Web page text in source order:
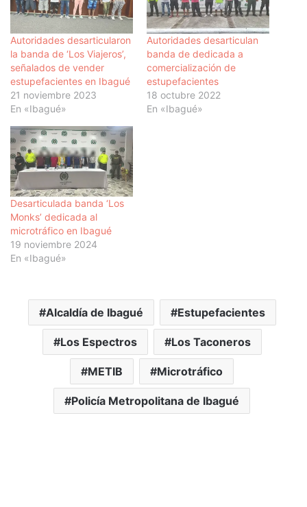
Autoridades desarticularon
la banda de ‘Los Viajeros’,
señalados de vender
estupefacientes en Ibagué
21 noviembre 2023
En «Ibagué»
Autoridades desarticulan
banda de dedicada a
comercialización de
estupefacientes
18 octubre 2022
En «Ibagué»
Desarticulada banda ‘Los
Monks’ dedicada al
microtráfico en Ibagué
19 noviembre 2024
En «Ibagué»
Alcaldía de Ibagué Estupefacientes
Los Espectros Los Taconeros
METIB Microtráfico
Policía Metropolitana de Ibagué